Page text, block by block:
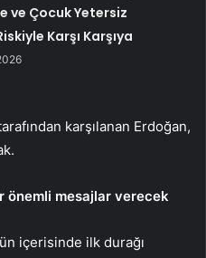
ve Çocuk Yetersiz
Karşı Karşıya
karşılanan Erdoğan,
önemli mesajlar verecek
içerisinde ilk durağı